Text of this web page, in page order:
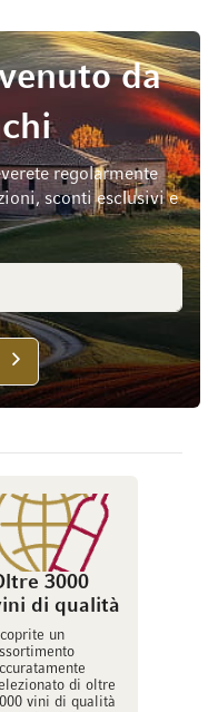
da
regolarmente
sconti esclusivi e
3000
di qualità
un
di oltre
vini di qualità